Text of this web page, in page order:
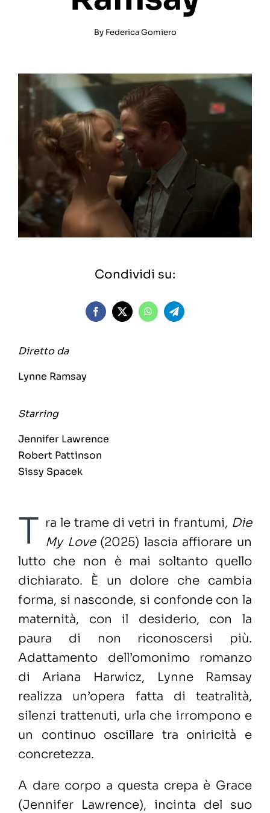
By Federica Gomiero
Condividi su:
Diretto da
Lynne Ramsay
Starring
Jennifer Lawrence
Robert Pattinson
Sissy Spacek
T ra le trame di vetri in frantumi, Die
My Love(2025) lascia affiorare un
lutto che non è mai soltanto quello
dichiarato. È un dolore che cambia
forma, si nasconde, si confonde con la
maternità, con il desiderio, con la
paura di non riconoscersi più.
Adattamento dell’omonimo romanzo
di Ariana Harwicz, Lynne Ramsay
realizza un’opera fatta di teatralità,
silenzi trattenuti, urla che irrompono e
un continuo oscillare tra oniricità e
concretezza.
A dare corpo a questa crepa è Grace
(Jennifer Lawrence), incinta del suo